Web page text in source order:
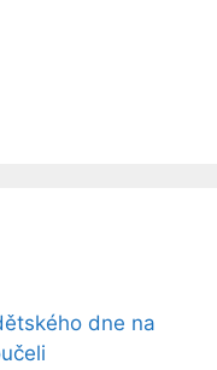
dne na